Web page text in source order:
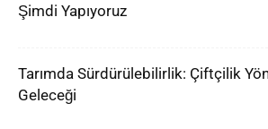
Şimdi Yapıyoruz
Tarımda Sürdürülebilirlik: Çiftçilik
Geleceği